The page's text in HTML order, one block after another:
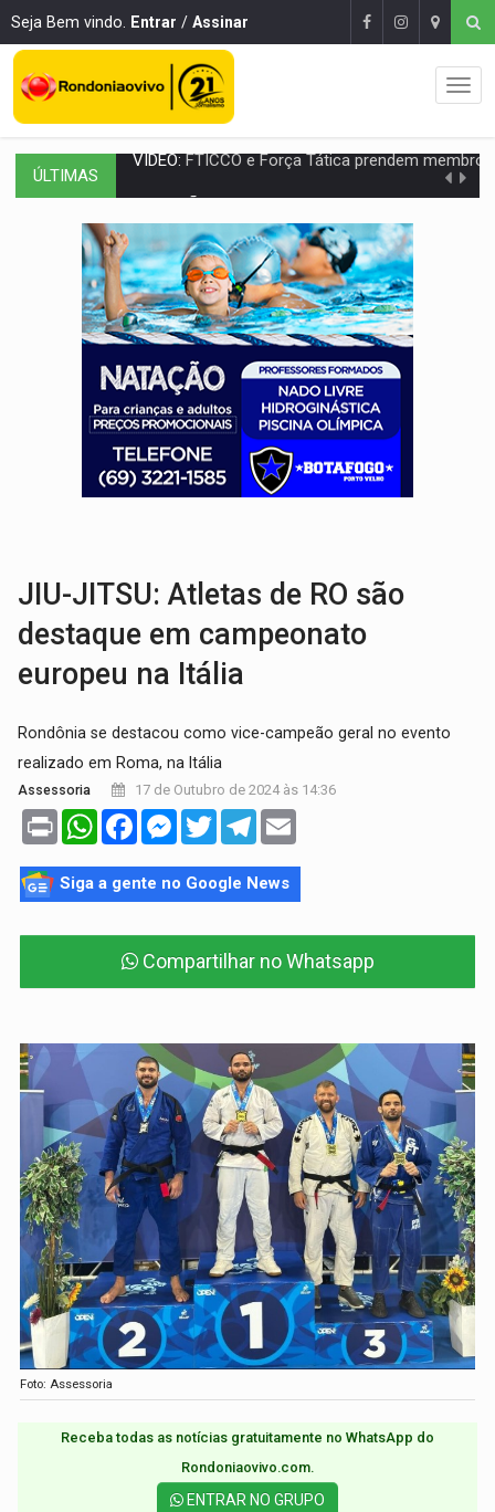
Seja Bem vindo. Entrar / Assinar
ÚLTIMAS Prefeitura fortalece parceria com a APAE para ampliar ações
DEFESA:Exército testa inovações no combate a drones durante
TEMAS SOCIOAMBIENTAIS:Em Itapuã do Oeste, CINEMAZÔNIA leva cinema
PREVISÃO:Interior de Rondônia terá sábado (8) de calor intenso
INFRAESTRUTURA: Após quase 30 anos de espera, asfalto chega ao
A ILHA:Coreografia de Rondônia estreia na programação do Festival de
ELEIÇÕES 2026:Sgt. Mouza esclarece 'erro de digitação' em declaração de
JUDICIÁRIO:Sinjur parabeniza servidores pelo adicional de incentivo com
JIU-JITSU: Atletas de RO são
destaque em campeonato
europeu na Itália
Rondônia se destacou como vice-campeão geral no evento
realizado em Roma, na Itália
Assessoria 17 de Outubro de 2024 às 14:36
Print WhatsAppFacebookMessenger
TwitterTelegram
Siga a gente no Google News
Compartilhar no Whatsapp
Foto: Assessoria
Receba todas as notícias gratuitamente no WhatsApp do
Rondoniaovivo.com.​
ENTRAR NO GRUPO